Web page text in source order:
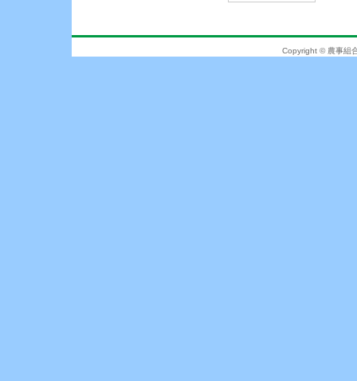
Copyright © 農事組